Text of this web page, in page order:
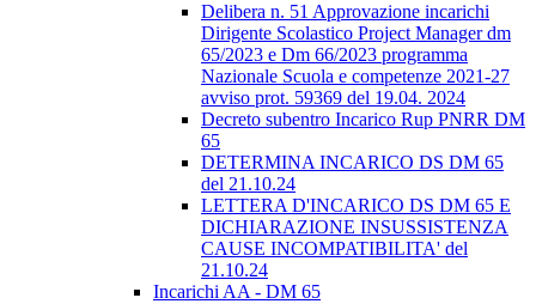
Delibera n. 51 Approvazione incarichi
Dirigente Scolastico Project Manager dm
65/2023 e Dm 66/2023 programma
Nazionale Scuola e competenze 2021-27
avviso prot. 59369 del 19.04. 2024
Decreto subentro Incarico Rup PNRR DM
65
DETERMINA INCARICO DS DM 65
del 21.10.24
LETTERA D'INCARICO DS DM 65 E
DICHIARAZIONE INSUSSISTENZA
CAUSE INCOMPATIBILITA' del
21.10.24
Incarichi AA - DM 65